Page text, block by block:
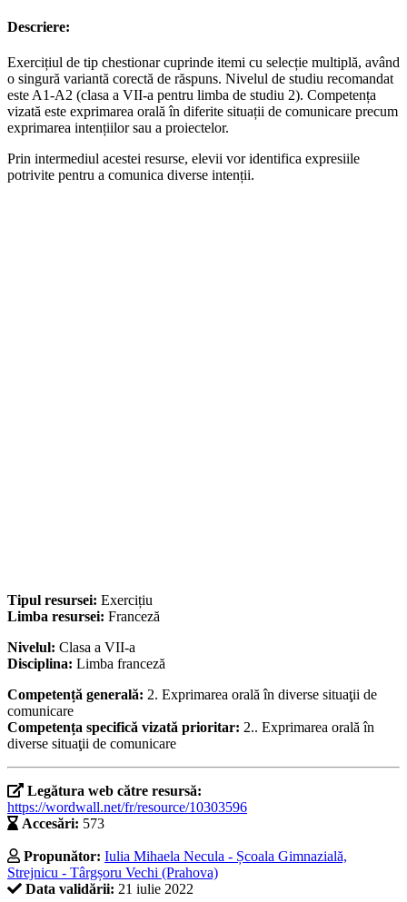
Descriere:
Exercițiul de tip chestionar cuprinde itemi cu selecție multiplă, având
o singură variantă corectă de răspuns. Nivelul de studiu recomandat
este A1-A2 (clasa a VII-a pentru limba de studiu 2). Competența
vizată este exprimarea orală în diferite situații de comunicare precum
exprimarea intențiilor sau a proiectelor.
Prin intermediul acestei resurse, elevii vor identifica expresiile
potrivite pentru a comunica diverse intenții.
Tipul resursei: Exercițiu
Limba resursei: Franceză
Nivelul: Clasa a VII-a
Disciplina: Limba franceză
Competență generală: 2. Exprimarea orală în diverse situaţii de
comunicare
Competența specifică vizată prioritar: 2.. Exprimarea orală în
diverse situaţii de comunicare
Legătura web către resursă:
https://wordwall.net/fr/resource/10303596
Accesări: 573
Propunător: Iulia Mihaela Necula - Școala Gimnazială,
Strejnicu - Târgșoru Vechi (Prahova)
Data validării: 21 iulie 2022